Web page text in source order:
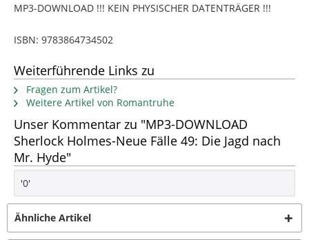
MP3-DOWNLOAD !!! KEIN PHYSISCHER DATENTRÄGER !!!
ISBN: 9783864734502
Weiterführende Links zu
Fragen zum Artikel?
Weitere Artikel von Romantruhe
Unser Kommentar zu "MP3-DOWNLOAD
Sherlock Holmes-Neue Fälle 49: Die Jagd nach
Mr. Hyde"
'0'
Ähnliche Artikel